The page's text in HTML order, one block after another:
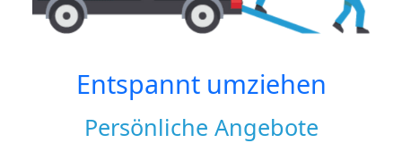
Entspannt umziehen
Persönliche Angebote